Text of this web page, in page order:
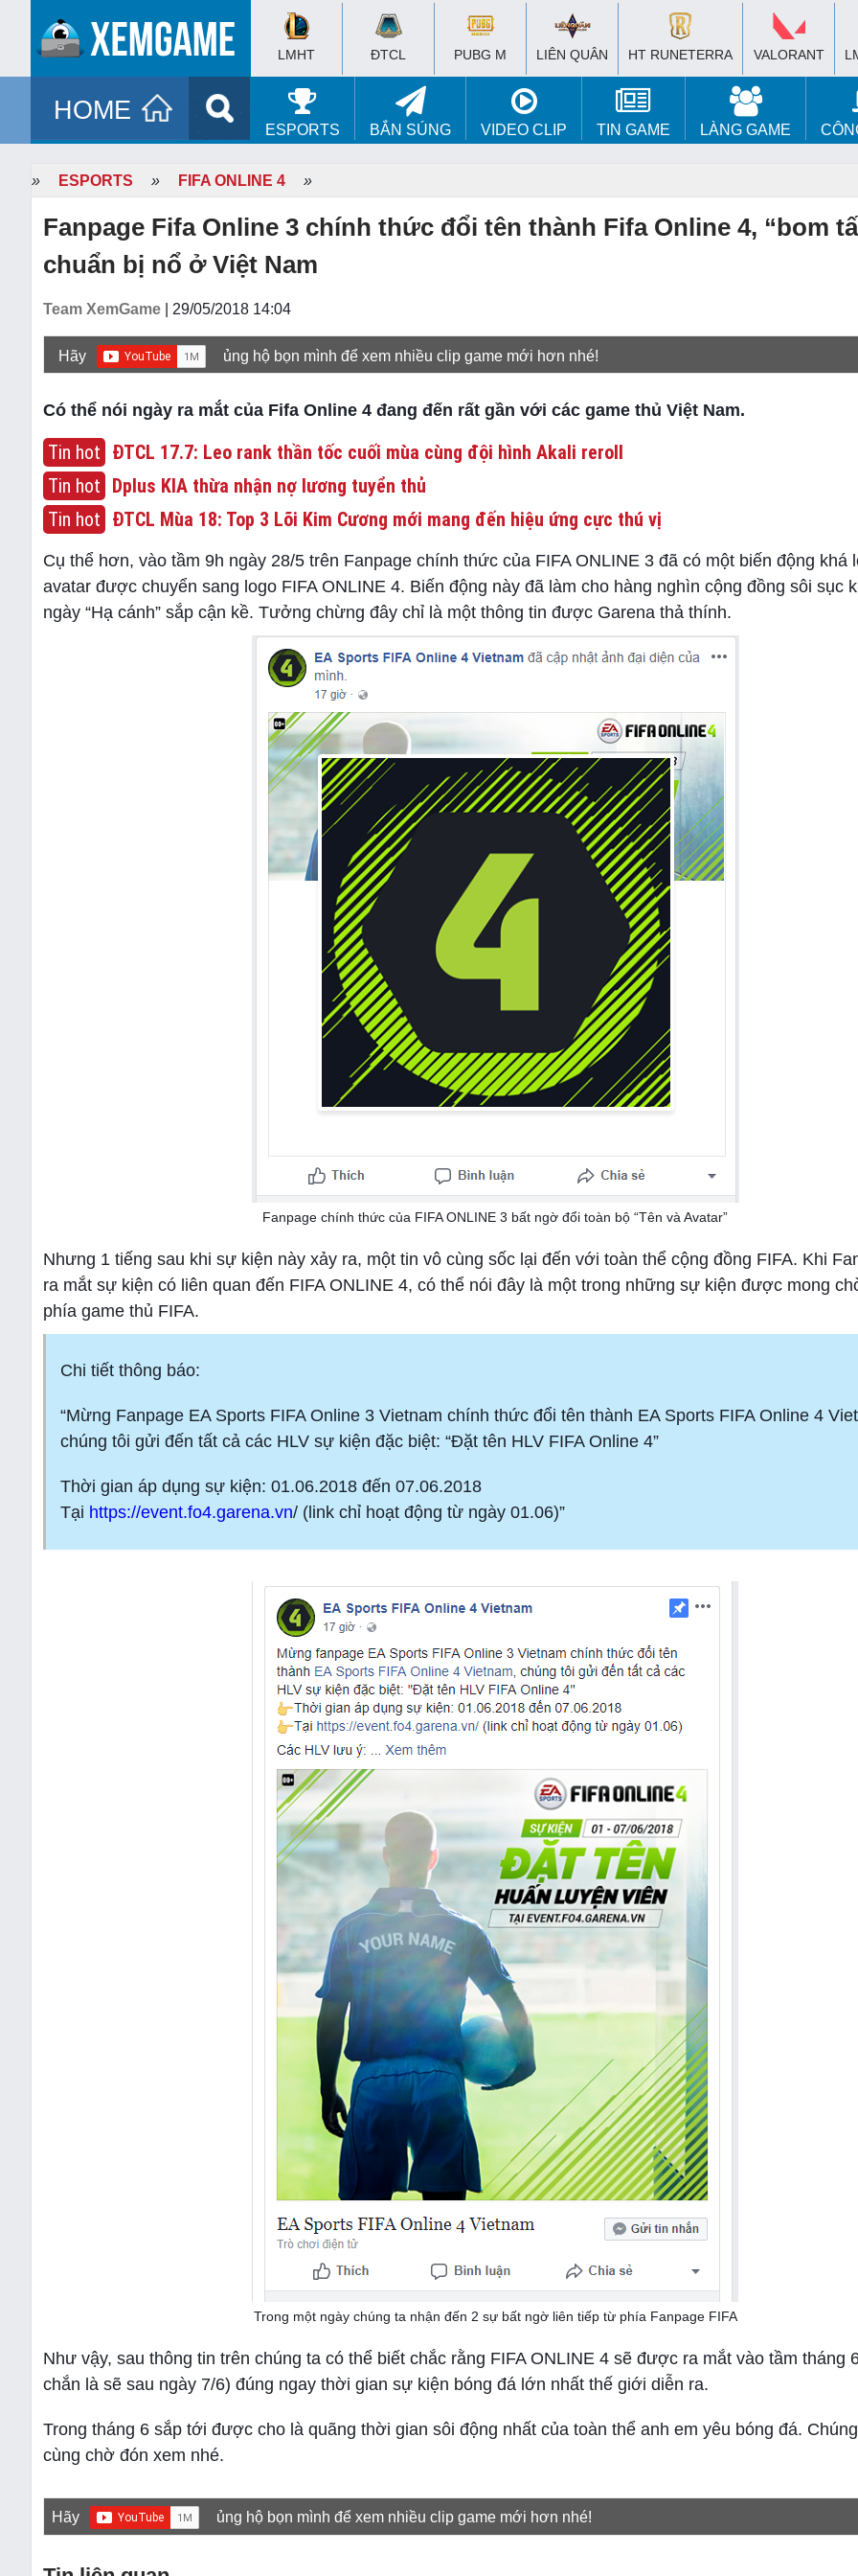
LMHT ĐTCL PUBG M LIÊN QUÂN HT RUNETERRA VALORANT
HOME
ESPORTS BẮN SÚNG VIDEO CLIP TIN GAME LÀNG GAME
» ESPORTS » FIFA ONLINE 4 »
Fanpage Fifa Online 3 chính thức đổi tên thành Fifa Online 4, “bom
chuẩn bị nổ ở Việt Nam
Team XemGame | 29/05/2018 14:04
Hãy ủng hộ bọn mình để xem nhiều clip game mới hơn nhé!
Có thể nói ngày ra mắt của Fifa Online 4 đang đến rất gần với các game thủ Việt Nam.
Tin hot ĐTCL 17.7: Leo rank thần tốc cuối mùa cùng đội hình Akali reroll
Tin hot Dplus KIA thừa nhận nợ lương tuyển thủ
Tin hot ĐTCL Mùa 18: Top 3 Lõi Kim Cương mới mang đến hiệu ứng cực thú vị
Cụ thể hơn, vào tầm 9h ngày 28/5 trên Fanpage chính thức của FIFA ONLINE 3 đã có một biến động khá
avatar được chuyển sang logo FIFA ONLINE 4. Biến động này đã làm cho hàng nghìn cộng đồng sôi sục
ngày “Hạ cánh” sắp cận kề. Tưởng chừng đây chỉ là một thông tin được Garena thả thính.
Fanpage chính thức của FIFA ONLINE 3 bất ngờ đổi toàn bộ “Tên và Avatar”
Nhưng 1 tiếng sau khi sự kiện này xảy ra, một tin vô cùng sốc lại đến với toàn thể cộng đồng FIFA. Khi
ra mắt sự kiện có liên quan đến FIFA ONLINE 4, có thể nói đây là một trong những sự kiện được mong
phía game thủ FIFA.
Chi tiết thông báo:
“Mừng Fanpage EA Sports FIFA Online 3 Vietnam chính thức đổi tên thành EA Sports FIFA Online 4
chúng tôi gửi đến tất cả các HLV sự kiện đặc biệt: “Đặt tên HLV FIFA Online 4”
Thời gian áp dụng sự kiện: 01.06.2018 đến 07.06.2018
Tại https://event.fo4.garena.vn/ (link chỉ hoạt động từ ngày 01.06)”
Trong một ngày chúng ta nhận đến 2 sự bất ngờ liên tiếp từ phía Fanpage FIFA
Như vậy, sau thông tin trên chúng ta có thể biết chắc rằng FIFA ONLINE 4 sẽ được ra mắt vào tầm tháng
chắn là sẽ sau ngày 7/6) đúng ngay thời gian sự kiện bóng đá lớn nhất thế giới diễn ra.
Trong tháng 6 sắp tới được cho là quãng thời gian sôi động nhất của toàn thể anh em yêu bóng đá.
cùng chờ đón xem nhé.
Hãy ủng hộ bọn mình để xem nhiều clip game mới hơn nhé!